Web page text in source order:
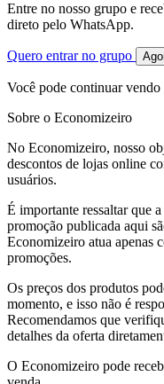
Entre no nosso grupo e
direto pelo WhatsApp.
Quero entrar no grupo
Você pode continuar vendo
Sobre o Economizeiro
No Economizeiro, nosso
descontos de lojas online
usuários.
É importante ressaltar que
promoção publicada aqui
Economizeiro atua apenas
promoções.
Os preços dos produtos
momento, e isso não é
Recomendamos que
detalhes da oferta
O Economizeiro pode